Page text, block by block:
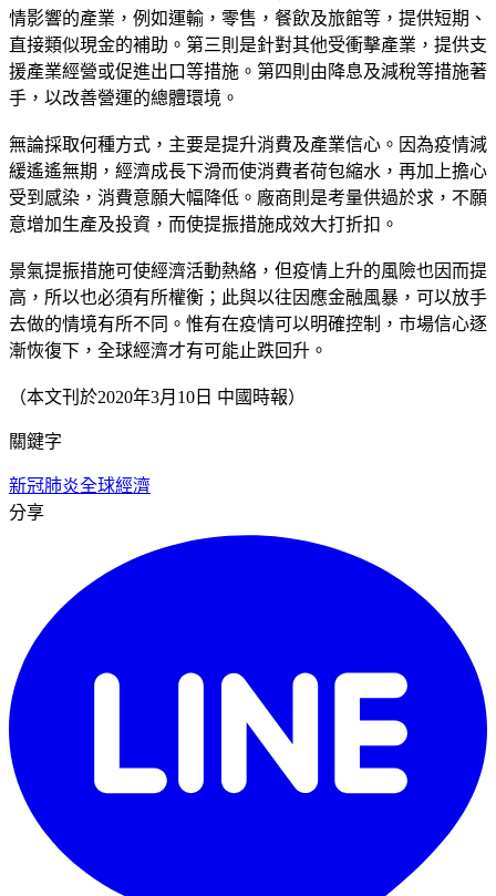
情影響的產業，例如運輸，零售，餐飲及旅館等，提供短期、
直接類似現金的補助。第三則是針對其他受衝擊產業，提供支
援產業經營或促進出口等措施。第四則由降息及減稅等措施著
手，以改善營運的總體環境。
無論採取何種方式，主要是提升消費及產業信心。因為疫情減
緩遙遙無期，經濟成長下滑而使消費者荷包縮水，再加上擔心
受到感染，消費意願大幅降低。廠商則是考量供過於求，不願
意增加生產及投資，而使提振措施成效大打折扣。
景氣提振措施可使經濟活動熱絡，但疫情上升的風險也因而提
高，所以也必須有所權衡；此與以往因應金融風暴，可以放手
去做的情境有所不同。惟有在疫情可以明確控制，市場信心逐
漸恢復下，全球經濟才有可能止跌回升。
（本文刊於2020年3月10日 中國時報）
關鍵字
新冠肺炎全球經濟
分享